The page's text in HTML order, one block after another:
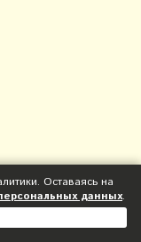
Оставаясь на
данных.